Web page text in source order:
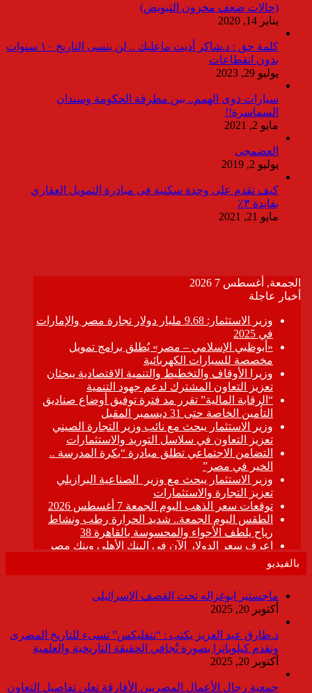
(حالات ضعف مخزون التبويض)
يناير 14, 2020
كلمة حق : د.شاكر أديت ماعليك .. لن ينسى التاريخ ١٠ سنوات
بدون انقطاعات
يوليو 29, 2023
سيارات ذوى الهمم.. بين مطرقة الحكومة وسندان
السماسرة!!
مايو 2, 2021
العضمجى
يوليو 2, 2019
كيف تقدم على وحدة سكنية فى مبادرة التمويل العقاري
بفايدة ٣٪
مايو 21, 2021
بالفيديو
ماجستير ابوغزاله تحت القصف الإسرائيلى
أكتوبر 20, 2025
د.طارق عبد العزيز يكتب : “نتفليكس” تسىء للتاريخ المصرى
وتقدم كيلوباترا بصورة تُجافي الحقيقة التاريخية والعلمية
أكتوبر 20, 2025
جمعية رجال الأعمال المصريين الأفارقة تعلن تفاصيل التعاون